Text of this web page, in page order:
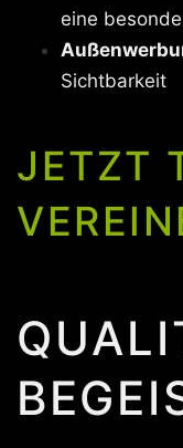
eine
Sichtbarkeit
JETZT